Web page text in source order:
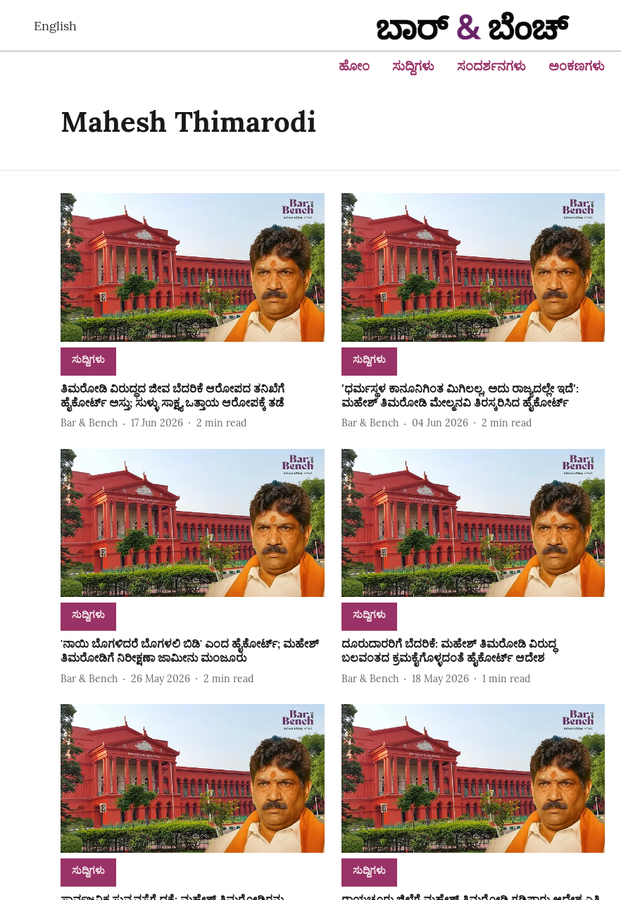
English
ಹೋಂ ಸುದ್ದಿಗಳು ಸಂದರ್ಶನಗಳು ಅಂಕಣಗಳು
Mahesh Thimarodi
ಸುದ್ದಿಗಳು
ತಿಮರೋಡಿ ವಿರುದ್ಧದ ಜೀವ ಬೆದರಿಕೆ ಆರೋಪದ ತನಿಖೆಗೆ
ಹೈಕೋರ್ಟ್‌ ಅಸ್ತು; ಸುಳ್ಳು ಸಾಕ್ಷ್ಯ ಒತ್ತಾಯ ಆರೋಪಕ್ಕೆ ತಡೆ
Bar & Bench 17 Jun 2026 2 min read
ಸುದ್ದಿಗಳು
ʼಧರ್ಮಸ್ಥಳ ಕಾನೂನಿಗಿಂತ ಮಿಗಿಲಲ್ಲ, ಅದು ರಾಜ್ಯದಲ್ಲೇ ಇದೆʼ:
ಮಹೇಶ್‌ ತಿಮರೋಡಿ ಮೇಲ್ಮನವಿ ತಿರಸ್ಕರಿಸಿದ ಹೈಕೋರ್ಟ್‌
Bar & Bench 04 Jun 2026 2 min read
ಸುದ್ದಿಗಳು
'ನಾಯಿ ಬೊಗಳಿದರೆ ಬೊಗಳಲಿ ಬಿಡಿ' ಎಂದ ಹೈಕೋರ್ಟ್‌; ಮಹೇಶ್‌
ತಿಮರೋಡಿಗೆ ನಿರೀಕ್ಷಣಾ ಜಾಮೀನು ಮಂಜೂರು
Bar & Bench 26 May 2026 2 min read
ಸುದ್ದಿಗಳು
ದೂರುದಾರರಿಗೆ ಬೆದರಿಕೆ: ಮಹೇಶ್‌ ತಿಮರೋಡಿ ವಿರುದ್ಧ
ಬಲವಂತದ ಕ್ರಮಕೈಗೊಳ್ಳದಂತೆ ಹೈಕೋರ್ಟ್‌ ಆದೇಶ
Bar & Bench 18 May 2026 1 min read
ಸುದ್ದಿಗಳು ಸುದ್ದಿಗಳು